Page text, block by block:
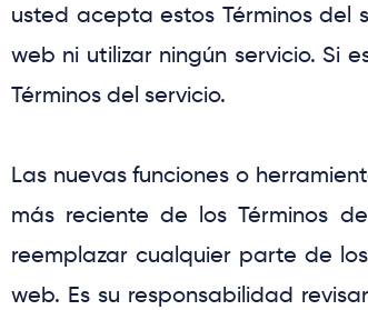
usted acepta estos Términos
web ni utilizar ningún servicio. Si
Términos del servicio.
Las nuevas funciones o
más reciente de los Términos
reemplazar cualquier parte de
web. Es su responsabilidad